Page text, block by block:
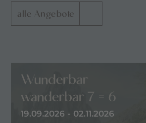
alle Angebote
Wunderbar
wanderbar 7 = 6
19.09.2026 - 02.11.2026